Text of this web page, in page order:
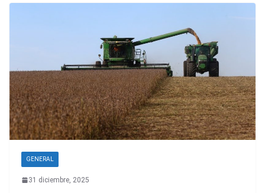
GENERAL
31 diciembre, 2025